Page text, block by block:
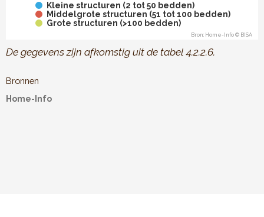
Kleine structuren (2 tot 50 bedden)
Middelgrote structuren (51 tot 100 bedden)
Grote structuren (>100 bedden)
Bron: Home-Info © BISA
De gegevens zijn afkomstig uit de tabel 4.2.2.6.
Bronnen
Home-Info